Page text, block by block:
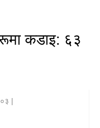
कडाइ: ६३
|